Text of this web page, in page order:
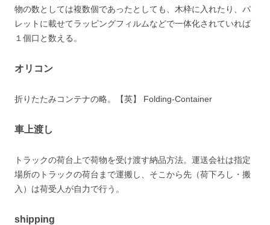
物の数としては複数個であったとしても、木枠に入れたり、パ
レットに載せてラッピングフィルムなどで一体化されていれば
１個口と数える。
オリコン
折りたたみコンテナの略。【英】 Folding-Container
車上渡し
トラックの荷台上で荷物を受け渡す納品方法。運送会社は指定
場所のトラックの荷台まで運搬し、そこから先（荷下ろし・搬
入）は荷受人が自力で行う。
shipping